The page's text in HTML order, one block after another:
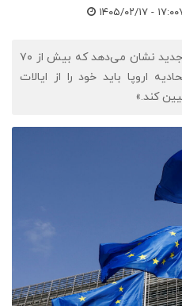
۱۴۰۵/۰۲/۱۷ - ۱۷:۰۰
اقتصادنیوز:نتایج یک نظرسنجی جدید نشان می‌دهد که بیش از ۷۰
اروپا باید خود را از ایالات
کند.»